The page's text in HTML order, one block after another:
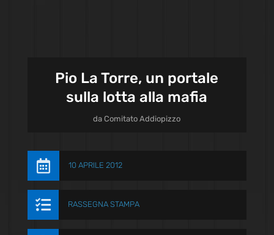
Pio La Torre, un portale
sulla lotta alla mafia
daComitato Addiopizzo
 10 APRILE 2012
 RASSEGNA STAMPA